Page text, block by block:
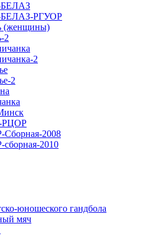
РГУОР
(женщины)
2
2
2
РЦОР
2008
2010
юношеского гандбола
мяч